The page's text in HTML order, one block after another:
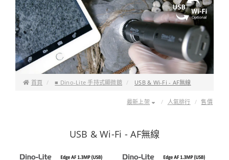
首頁 ■ Dino-Lite 手持式顯微鏡 USB & Wi-Fi - AF無線
最新上架 人氣排行 售價
USB & Wi-Fi - AF無線